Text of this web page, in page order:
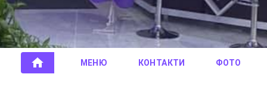
МЕНЮ КОНТАКТИ ФОТО